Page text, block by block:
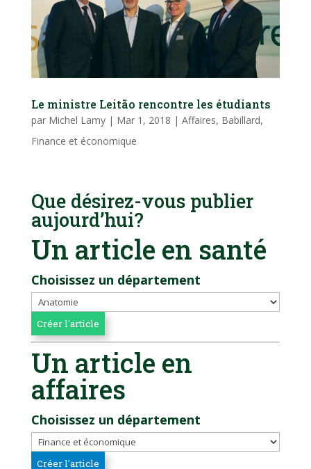
Le ministre Leitão rencontre les étudiants
par Michel Lamy| Mar 1, 2018 | Affaires, Babillard,
Finance et économique
Que désirez-vous publier
aujourd’hui?
Un article en santé
Choisissez un département
Un article en
affaires
Choisissez un département